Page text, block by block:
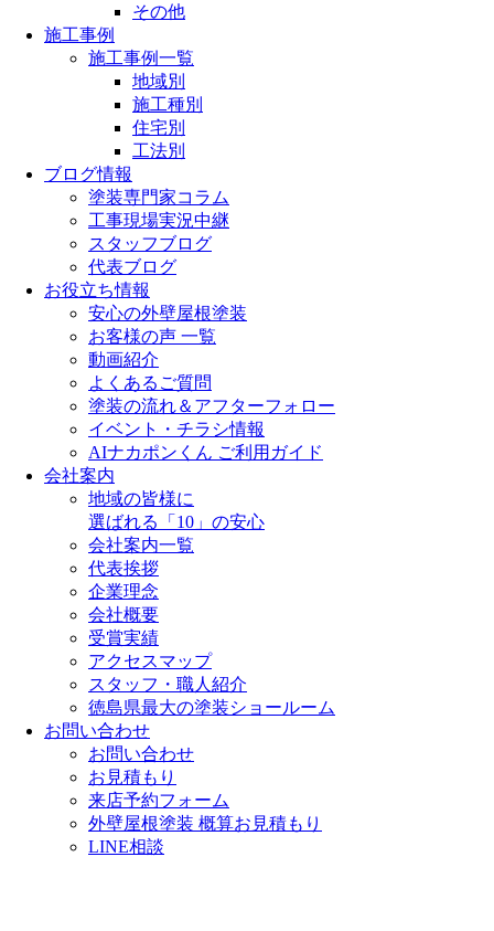
その他
施工事例
施工事例一覧
地域別
施工種別
住宅別
工法別
ブログ情報
塗装専門家コラム
工事現場実況中継
スタッフブログ
代表ブログ
お役立ち情報
安心の外壁屋根塗装
お客様の声 一覧
動画紹介
よくあるご質問
塗装の流れ＆アフターフォロー
イベント・チラシ情報
AIナカポンくん ご利用ガイド
会社案内
地域の皆様に
選ばれる「10」の安心
会社案内一覧
代表挨拶
企業理念
会社概要
受賞実績
アクセスマップ
スタッフ・職人紹介
徳島県最大の塗装ショールーム
お問い合わせ
お問い合わせ
お見積もり
来店予約フォーム
外壁屋根塗装 概算お見積もり
LINE相談